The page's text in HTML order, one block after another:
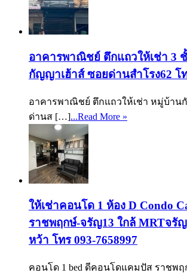
อาคารพาณิชย์ ตึกแถวให้เช่า 3
กัญญาเฮ้าส์ ซอยด่านสำโรง62 โท
อาคารพาณิชย์ ตึกแถวให้เช่า หมู่บ้าน
ด่านส […]...Read More »
ให้เช่าคอนโด 1 ห้อง D Condo
ราชพฤกษ์-จรัญ13 ใกล้ MRTจรั
หว้า โทร 093-7658997
คอนโด 1 bed ดีคอนโดแคมปัส ราชพฤ